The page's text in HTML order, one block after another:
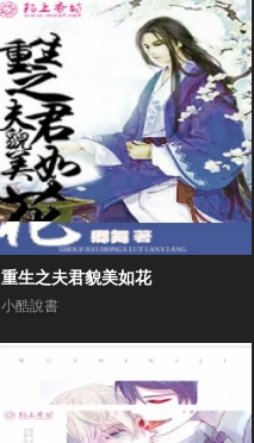
重生之夫君貌美如花
小酷說書